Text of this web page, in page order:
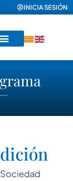
INICIA SESIÓN
Sociedad